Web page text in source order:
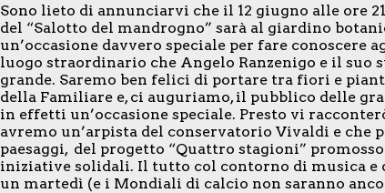
Sono lieto di annunciarvi che il 12 giugno alle ore
del “Salotto del mandrogno” sarà al giardino
un’occasione davvero speciale per fare conoscere
luogo straordinario che Angelo Ranzenigo e il suo
grande. Saremo ben felici di portare tra fiori e
della Familiare e, ci auguriamo, il pubblico delle
in effetti un’occasione speciale. Presto vi
avremo un’arpista del conservatorio Vivaldi e che
paesaggi, del progetto “Quattro stagioni”
iniziative solidali. Il tutto col contorno di musica e
un martedì (e i Mondiali di calcio non saranno